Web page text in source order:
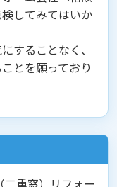
してみてはいか
することなく、
とを願っており